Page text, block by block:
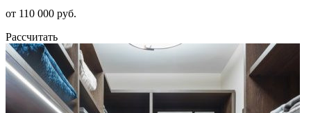
от 110 000 руб.
Рассчитать